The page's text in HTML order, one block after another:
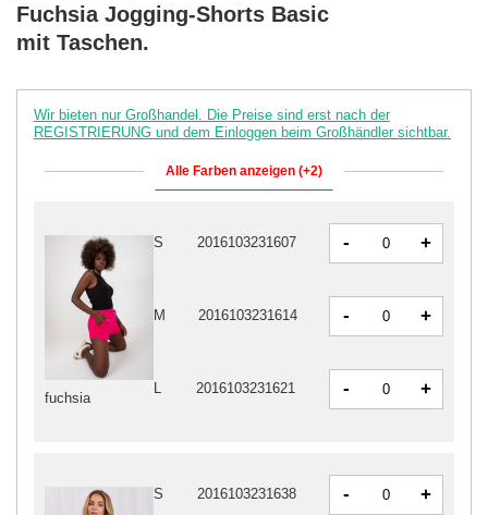
Fuchsia Jogging-Shorts Basic
mit Taschen.
Wir bieten nur Großhandel. Die Preise sind erst nach der
REGISTRIERUNG und dem Einloggen beim Großhändler sichtbar.
Alle Farben anzeigen (+2)
S 2016103231638 - +
fuchsia
S 2016103231607 - +
M 2016103231614 - +
L 2016103231621 - +